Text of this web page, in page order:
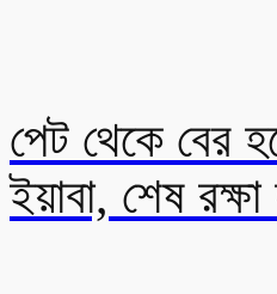
পেট থেকে বের
ইয়াবা, শেষ